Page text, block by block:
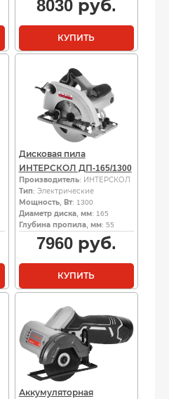
8030руб.
КУПИТЬ
Дисковая пила
ИНТЕРСКОЛ ДП-165/1300
Производитель: ИНТЕРСКОЛ
Тип: Электрические
Мощность, Вт: 1300
Диаметр диска, мм: 165
Глубина пропила, мм: 55
7960руб.
КУПИТЬ
Аккумуляторная